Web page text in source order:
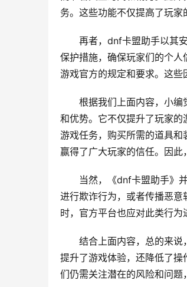
务。这些功能不仅提高了玩家
再者，dnf卡盟助手以其
保护措施，确保玩家们的个
游戏官方的规定和要求。这些
根据我们上面内容，小
和优势。它不仅提升了玩家
游戏任务，购买所需的道具和
赢得了广大玩家的信任。因此
当然，《dnf卡盟助手》
进行欺诈行为，或者传播恶
时，官方平台也应对此类行为
结合上面内容，总的来
提升了游戏体验，还降低了
们仍需关注潜在的风险和问题